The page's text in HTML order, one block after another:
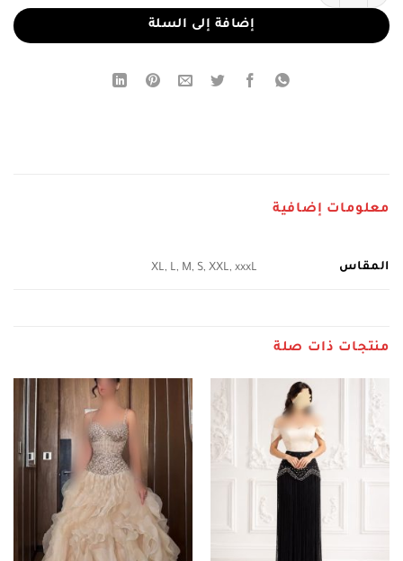
إضافة إلى السلة
معلومات إضافية
المقاس XL, L, M, S, XXL, xxxL
منتجات ذات صلة